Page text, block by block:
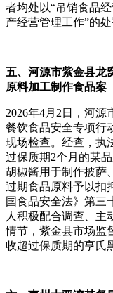
者均处以“吊销食品
产经营管理工作”的处
五、河源市紫金县龙
原料加工制作食品案
2026年4月2日，河
餐饮食品安全专项行
现场检查。经查，执
过保质期2个月的某
胡椒酱用于制作披萨
过期食品原料予以扣
国食品安全法》第三
人积极配合调查、主
情节，紫金县市场监
收超过保质期的亨氏